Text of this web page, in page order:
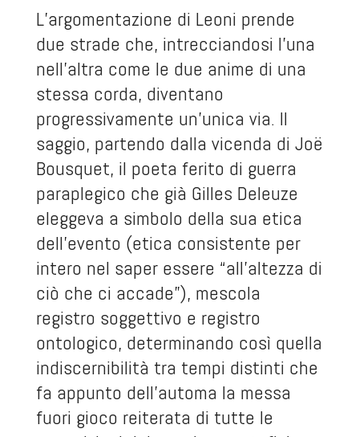
L’argomentazione di Leoni prende
due strade che, intrecciandosi l’una
nell’altra come le due anime di una
stessa corda, diventano
progressivamente un'unica via. Il
saggio, partendo dalla vicenda di Joë
Bousquet, il poeta ferito di guerra
paraplegico che già Gilles Deleuze
eleggeva a simbolo della sua etica
dell’evento (etica consistente per
intero nel saper essere “all’altezza di
ciò che ci accade”), mescola
registro soggettivo e registro
ontologico, determinando così quella
indiscernibilità tra tempi distinti che
fa appunto dell’automa la messa
fuori gioco reiterata di tutte le